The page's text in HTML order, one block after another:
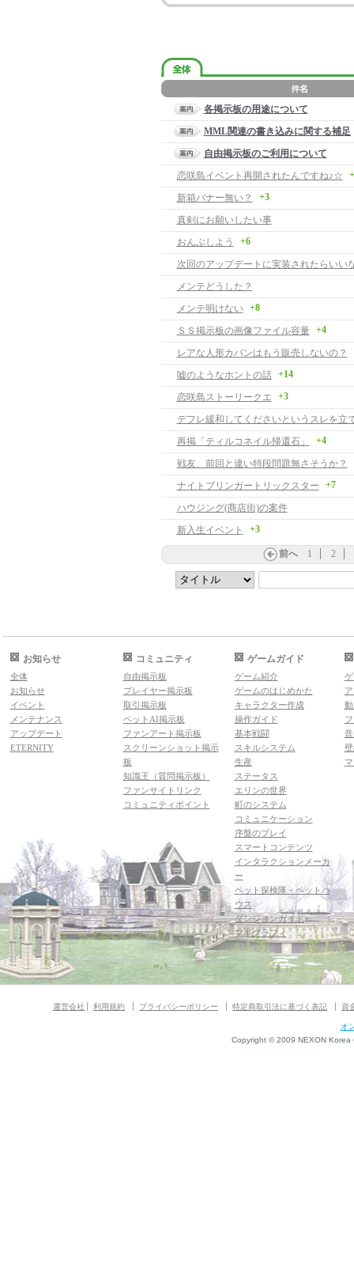
各掲示板の用途について
MML関連の書き込みに関する補足
自由掲示板のご利用について
恋咲島イベント再開されたんですね♪☆
新箱バナー無い？ +3
真剣にお願いしたい事
おんぶしよう
+6
次回のアップデートに実装されたらいい
メンテどうした？
メンテ明けない
+8
ＳＳ掲示板の画像ファイル容量 +4
レアな人形カバンはもう販売しないの？
嘘のようなホントの話 +14
恋咲島ストーリークエ +3
デフレ緩和してくださいというスレを立
再掲「ティルコネイル帰還石」
+4
戦友、前回と違い特段問題無さそうか？
ナイトブリンガートリックスター
+7
ハウジング(商店街)の案件
新入生イベント
+3
前へ 1 2
お知らせ
全体
お知らせ
イベント
メンテナンス
アップデート
ETERNITY
コミュニティ
自由掲示板
プレイヤー掲示板
取引掲示板
ペットAI掲示板
ファンアート掲示板
スクリーンショット掲示
板
知識王（質問掲示板）
ファンサイトリンク
コミュニティポイント
ゲームガイド
ゲーム紹介
ゲームのはじめかた
キャラクター作成
操作ガイド
基本戦闘
スキルシステム
生産
ステータス
エリンの世界
町のシステム
コミュニケーション
序盤のプレイ
スマートコンテンツ
インタラクションメーカ
ー
ペット探検隊・ペットハ
ウス
ダンジョンガイド
マギグラフィ
運営会社 利用規約 プライバシーポリシー 特定商取引法に基づく表記 資
オ
Copyright © 2009 NEXON Korea